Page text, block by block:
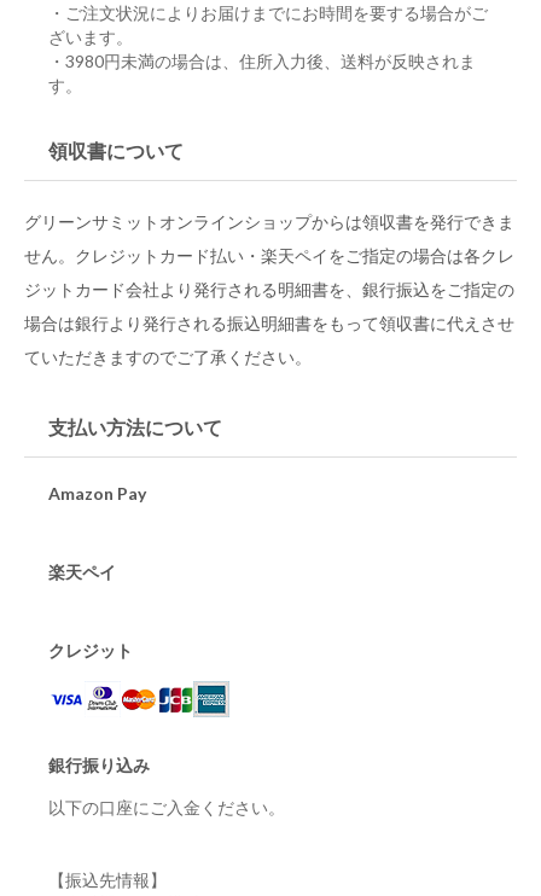
・ご注文状況によりお届けまでにお時間を要する場合がご
ざいます。
・3980円未満の場合は、住所入力後、送料が反映されま
す。
領収書について
グリーンサミットオンラインショップからは領収書を発行できま
せん。クレジットカード払い・楽天ペイをご指定の場合は各クレ
ジットカード会社より発行される明細書を、銀行振込をご指定の
場合は銀行より発行される振込明細書をもって領収書に代えさせ
ていただきますのでご了承ください。
支払い方法について
Amazon Pay
楽天ペイ
クレジット
銀行振り込み
以下の口座にご入金ください。
【振込先情報】